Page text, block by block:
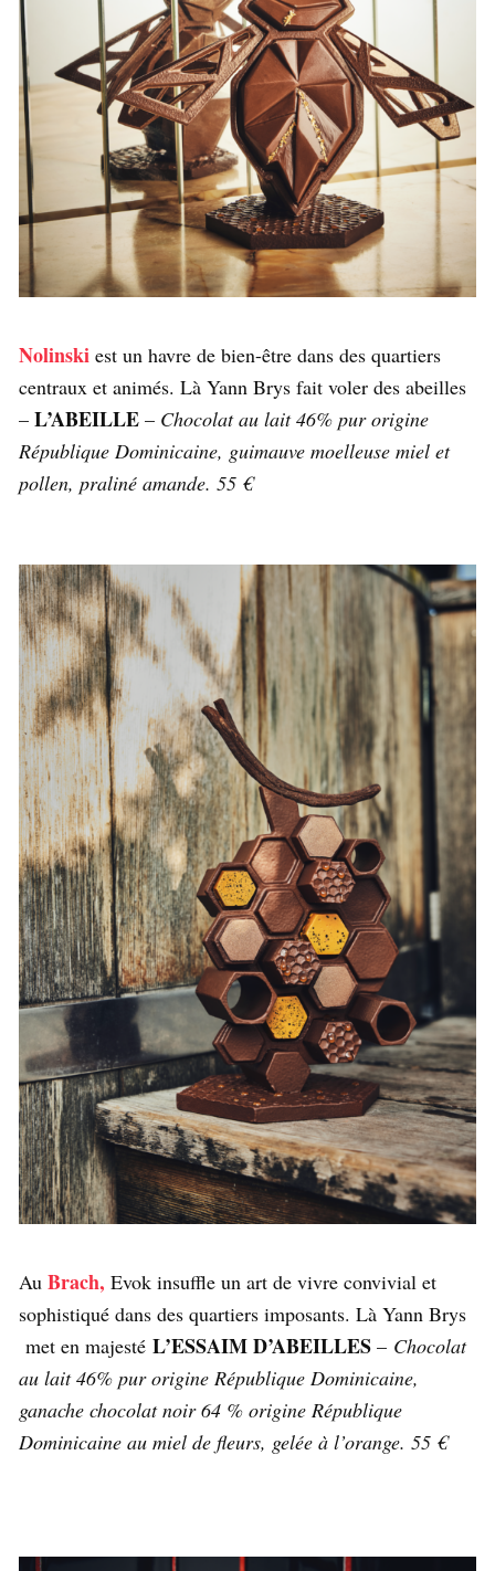
Nolinski est un havre de bien-être dans des quartiers
centraux et animés. Là Yann Brys fait voler des abeilles
– L’ABEILLE – Chocolat au lait 46% pur origine
République Dominicaine, guimauve moelleuse miel et
pollen, praliné amande. 55 €
Au Brach, Evok insuffle un art de vivre convivial et
sophistiqué dans des quartiers imposants. Là Yann Brys
met en majesté L’ESSAIM D’ABEILLES – Chocolat
au lait 46% pur origine République Dominicaine,
ganache chocolat noir 64 % origine République
Dominicaine au miel de fleurs, gelée à l’orange. 55 €